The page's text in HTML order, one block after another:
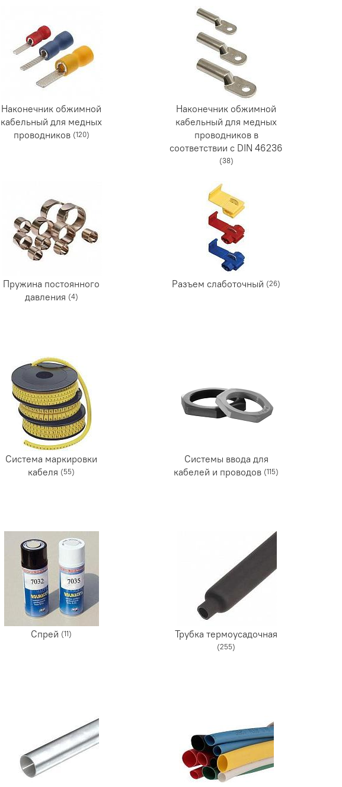
Наконечник обжимной
кабельный для медных
проводников (120)
Наконечник обжимной
кабельный для медных
проводников в
соответствии с DIN 46236
(38)
Пружина постоянного
давления (4)
Разъем слаботочный (26)
Система маркировки
кабеля (55)
Системы ввода для
кабелей и проводов (115)
Спрей (11) Трубка термоусадочная
(255)